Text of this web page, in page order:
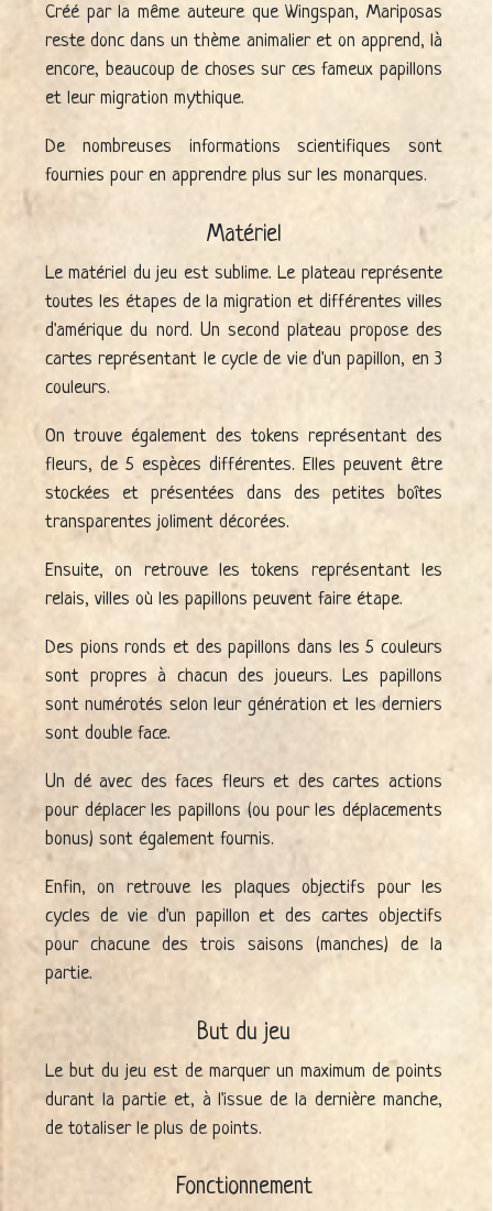
Créé par la même auteure que Wingspan, Mariposas
reste donc dans un thème animalier et on apprend, là
encore, beaucoup de choses sur ces fameux papillons
et leur migration mythique.
De nombreuses informations scientifiques sont
fournies pour en apprendre plus sur les monarques.
Matériel
Le matériel du jeu est sublime. Le plateau représente
toutes les étapes de la migration et différentes villes
d'amérique du nord. Un second plateau propose des
cartes représentant le cycle de vie d'un papillon, en 3
couleurs.
On trouve également des tokens représentant des
fleurs, de 5 espèces différentes. Elles peuvent être
stockées et présentées dans des petites boîtes
transparentes joliment décorées.
Ensuite, on retrouve les tokens représentant les
relais, villes où les papillons peuvent faire étape.
Des pions ronds et des papillons dans les 5 couleurs
sont propres à chacun des joueurs. Les papillons
sont numérotés selon leur génération et les derniers
sont double face.
Un dé avec des faces fleurs et des cartes actions
pour déplacer les papillons (ou pour les déplacements
bonus) sont également fournis.
Enfin, on retrouve les plaques objectifs pour les
cycles de vie d'un papillon et des cartes objectifs
pour chacune des trois saisons (manches) de la
partie.
But du jeu
Le but du jeu est de marquer un maximum de points
durant la partie et, à l'issue de la dernière manche,
de totaliser le plus de points.
Fonctionnement